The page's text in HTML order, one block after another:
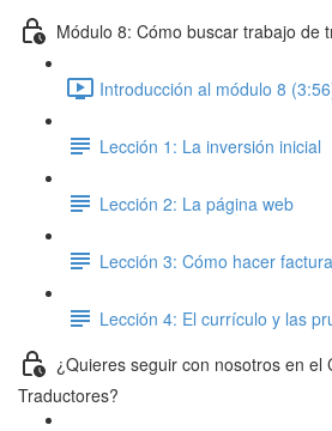
Módulo 8: Cómo buscar trabajo de
Introducción al módulo 8
Lección 1: La inversión inicial
Lección 2: La página web
Lección 3: Cómo hacer
Lección 4: El currículo y las
¿Quieres seguir con nosotros en el
Traductores?